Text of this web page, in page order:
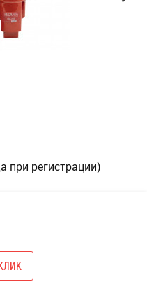
при регистрации)